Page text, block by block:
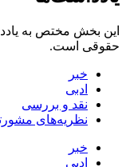
مختص به یادداشت
است.
نقد و بررسی
نظریه‌های مشورتی